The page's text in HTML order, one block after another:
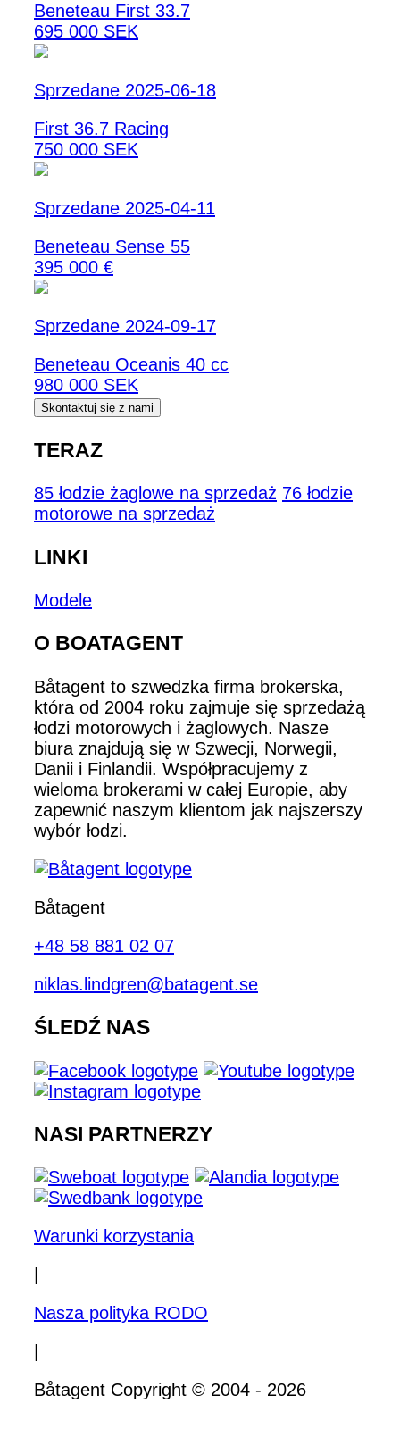
Beneteau First 33.7
695 000 SEK
Sprzedane 2025-06-18
First 36.7 Racing
750 000 SEK
Sprzedane 2025-04-11
Beneteau Sense 55
395 000 €
Sprzedane 2024-09-17
Beneteau Oceanis 40 cc
980 000 SEK
Skontaktuj się z nami
TERAZ
85 łodzie żaglowe na sprzedaż 76 łodzie
motorowe na sprzedaż
LINKI
Modele
O BOATAGENT
Båtagent to szwedzka firma brokerska,
która od 2004 roku zajmuje się sprzedażą
łodzi motorowych i żaglowych. Nasze
biura znajdują się w Szwecji, Norwegii,
Danii i Finlandii. Współpracujemy z
wieloma brokerami w całej Europie, aby
zapewnić naszym klientom jak najszerszy
wybór łodzi.
Båtagent
+48 58 881 02 07
niklas.lindgren@batagent.se
ŚLEDŹ NAS
NASI PARTNERZY
Warunki korzystania
Nasza polityka RODO
Båtagent Copyright © 2004 - 2026